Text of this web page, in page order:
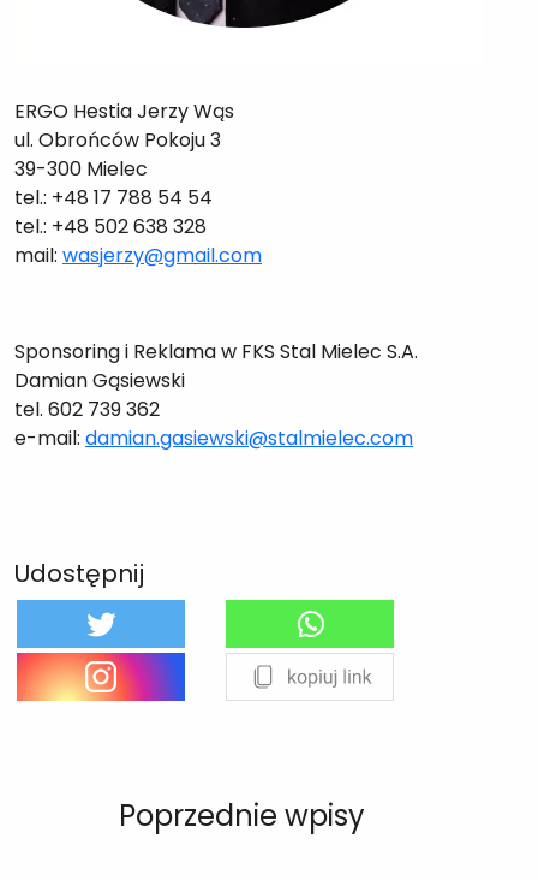
ERGO Hestia Jerzy Wąs
ul. Obrońców Pokoju 3
39-300 Mielec
tel.: +48 17 788 54 54
tel.: +48 502 638 328
mail: wasjerzy@gmail.com
Sponsoring i Reklama w FKS Stal Mielec S.A.
Damian Gąsiewski
tel. 602 739 362
e-mail: damian.gasiewski@stalmielec.com
Udostępnij
Poprzednie wpisy